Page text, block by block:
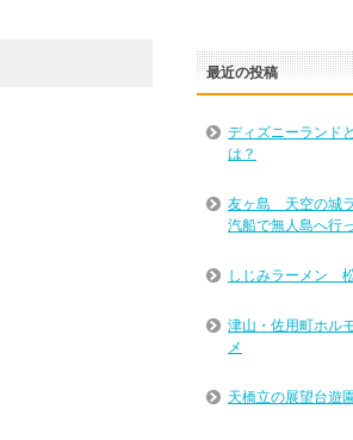
最近の投稿
ディズニーランド
は？
友ヶ島 天空の城
汽船で無人島へ行
しじみラーメン
津山・佐用町ホ
メ
天橋立の展望台遊